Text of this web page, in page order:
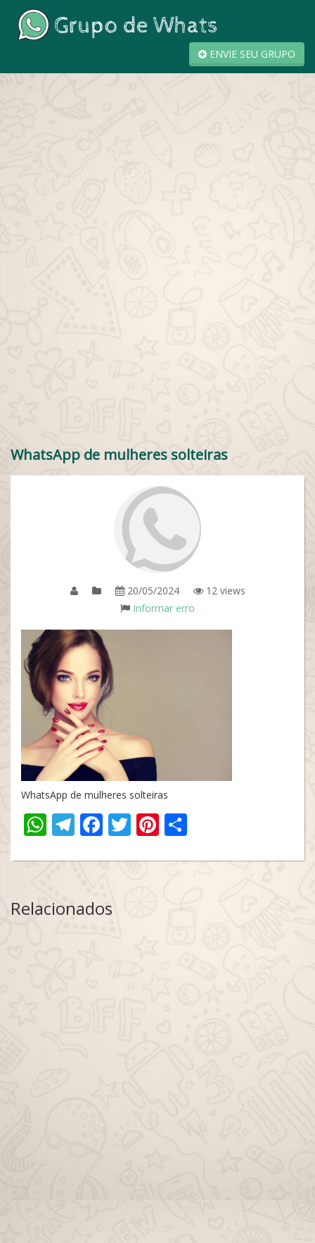
ENVIE SEU GRUPO
WhatsApp de mulheres solteiras
20/05/2024
12 views
Informar erro
WhatsApp de mulheres solteiras
WhatsApp
Telegram
Facebook
TwitterPinterest
Relacionados